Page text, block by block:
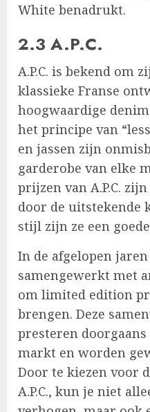
White benadrukt.
2.3 A.P.C.
A.P.C. is bekend om
klassieke Franse
hoogwaardige
het principe van
en jassen zijn
garderobe van elke
prijzen van A.P.C.
door de uitstekende
stijl zijn ze een
In de afgelopen jaren
samengewerkt met
om limited edition
brengen. Deze
presteren
markt en worden
Door te kiezen voor
A.P.C., kun je niet